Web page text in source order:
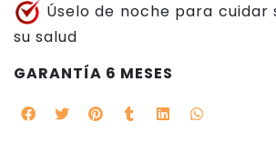
Úselo de noche para cuidar
su salud
GARANTÍA 6 MESES